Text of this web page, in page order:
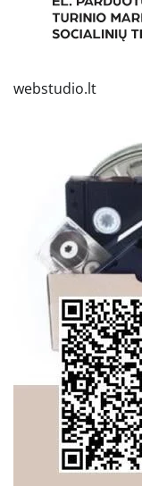
webstudio.lt